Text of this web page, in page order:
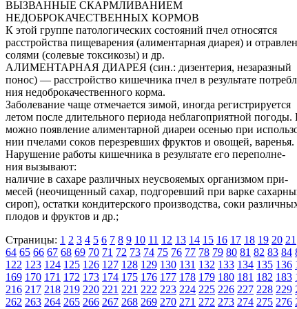
ВЫЗВАННЫЕ СКАРМЛИВАНИЕМ
НЕДОБРОКАЧЕСТВЕННЫХ КОРМОВ
К этой группе патологических состояний пчел относятся
расстройства пищеварения (алиментарная диарея) и
солями (солевые токсикозы) и др.
АЛИМЕНТАРНАЯ ДИАРЕЯ (син.: дизентерия, незаразный
понос) — расстройство кишечника пчел в результате
ния недоброкачественного корма.
Заболевание чаще отмечается зимой, иногда регистрируется
летом после длительного периода неблагоприятной погоды.
можно появление алиментарной диареи осенью при
нии пчелами соков перезревших фруктов и овощей, варенья.
Нарушение работы кишечника в результате его переполне-
ния вызывают:
наличие в сахаре различных неусвояемых организмом при-
месей (неочищенный сахар, подгоревший при варке
сироп), остатки кондитерского производства, соки
плодов и фруктов и др.;
Страницы: 1 2 3 4 5 6 7 8 9 10 11 12 13 14 15 16 17 18 19 20 21
64 65 66 67 68 69 70 71 72 73 74 75 76 77 78 79 80 81 82 83 84
122 123 124 125 126 127 128 129 130 131 132 133 134 135 136
169 170 171 172 173 174 175 176 177 178 179 180 181 182 183
216 217 218 219 220 221 221 222 223 224 225 226 227 228 229
262 263 264 265 266 267 268 269 270 271 272 273 274 275 276